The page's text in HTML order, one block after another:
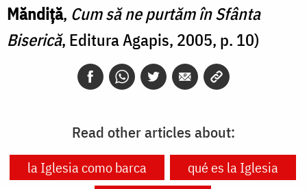
Măndiță, Cum să ne purtăm în Sfânta
Biserică, Editura Agapis, 2005, p. 10)
Read other articles about:
la Iglesia como barca
qué es la Iglesia